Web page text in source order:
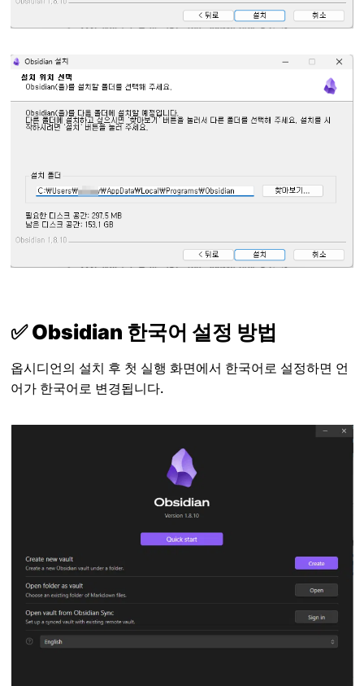
✅ Obsidian 한국어 설정 방법
옵시디언의 설치 후 첫 실행 화면에서 한국어로 설정하면 언
어가 한국어로 변경됩니다.